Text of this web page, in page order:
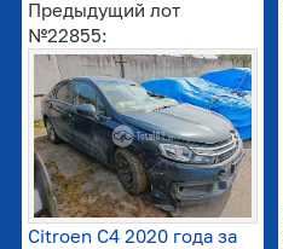
Предыдущий лот
№22855:
Citroen C4 2020 года за